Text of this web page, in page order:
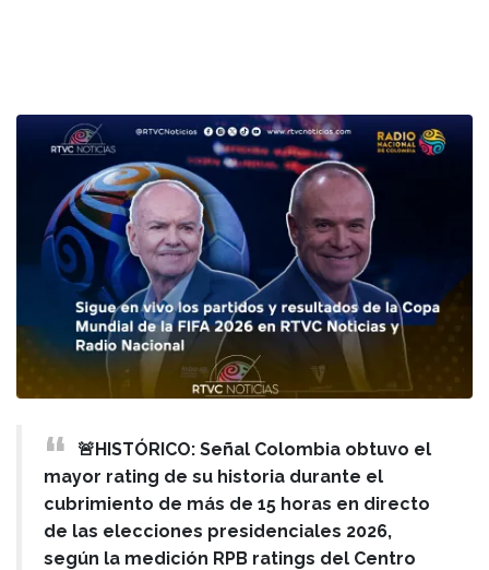
🚨HISTÓRICO: Señal Colombia obtuvo el
mayor rating de su historia durante el
cubrimiento de más de 15 horas en directo
de las elecciones presidenciales 2026,
según la medición RPB ratings del Centro